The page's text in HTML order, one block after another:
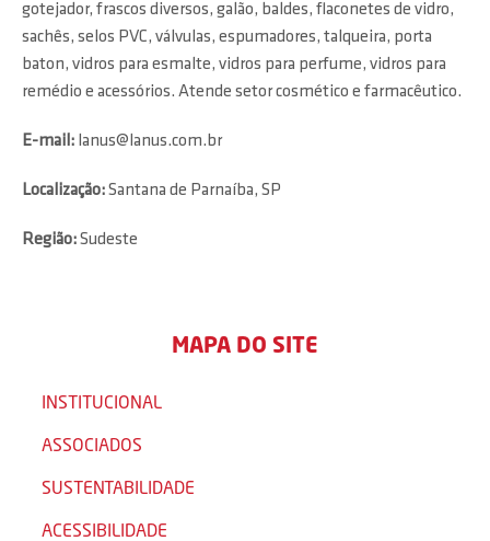
gotejador, frascos diversos, galão, baldes, flaconetes de vidro,
sachês, selos PVC, válvulas, espumadores, talqueira, porta
baton, vidros para esmalte, vidros para perfume, vidros para
remédio e acessórios. Atende setor cosmético e farmacêutico.
E-mail: lanus@lanus.com.br
Localização:Santana de Parnaíba, SP
Região:Sudeste
MAPA DO SITE
INSTITUCIONAL
ASSOCIADOS
SUSTENTABILIDADE
ACESSIBILIDADE